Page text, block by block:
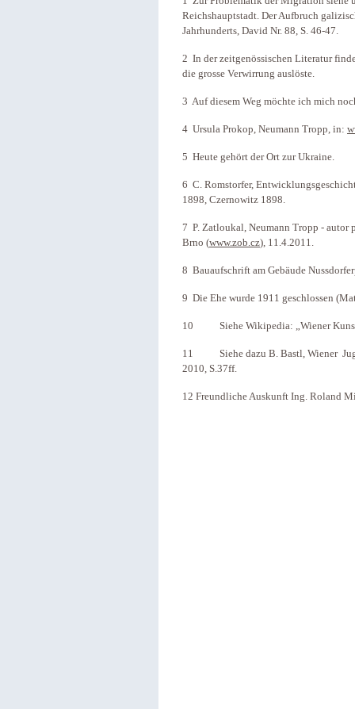
Reichshauptstadt. Der Aufbruch
Jahrhunderts, David Nr. 88, S. 46-47.
2 In der zeitgenössischen Literatur
die grosse Verwirrung auslöste.
3 Auf diesem Weg möchte ich mich
4 Ursula Prokop, Neumann Tropp, in:
5 Heute gehört der Ort zur Ukraine.
6 C. Romstorfer,
1898, Czernowitz 1898.
7 P. Zatloukal, Neumann Tropp - autor
Brno (www.zob.cz), 11.4.2011.
8 Bauaufschrift am Gebäude
9 Die Ehe wurde 1911 geschlossen
10 Siehe Wikipedia: „Wiener
11 Siehe dazu B. Bastl, Wiener
2010, S.37ff.
12 Freundliche Auskunft Ing. Roland